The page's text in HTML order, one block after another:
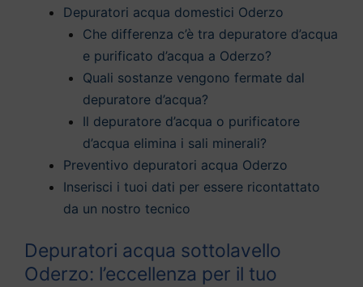
Depuratori acqua domestici Oderzo
Che differenza c’è tra depuratore d’acqua
e purificato d’acqua a Oderzo?
Quali sostanze vengono fermate dal
depuratore d’acqua?
Il depuratore d’acqua o purificatore
d’acqua elimina i sali minerali?
Preventivo depuratori acqua Oderzo
Inserisci i tuoi dati per essere ricontattato
da un nostro tecnico
Depuratori acqua sottolavello
Oderzo: l’eccellenza per il tuo